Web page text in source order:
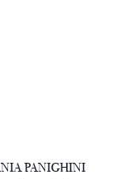
PANIGHINI